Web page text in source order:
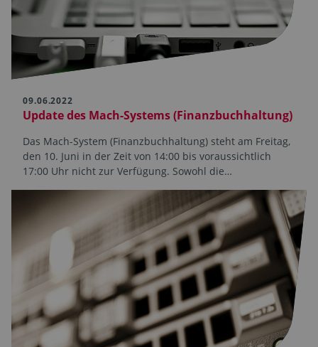
09.06.2022
Update des Mach-Systems (Finanzbuchhaltung)
Das Mach-System (Finanzbuchhaltung) steht am Freitag,
den 10. Juni in der Zeit von 14:00 bis voraussichtlich
17:00 Uhr nicht zur Verfügung. Sowohl die…